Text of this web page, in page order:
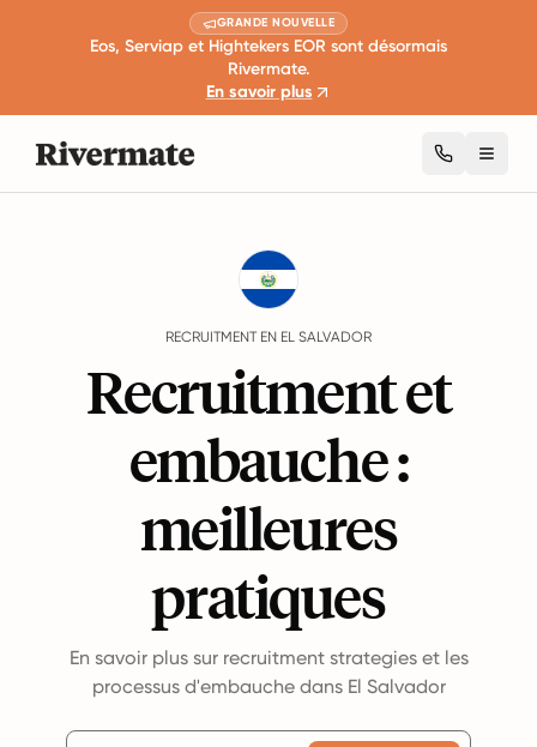
GRANDE NOUVELLE
Eos, Serviap et Hightekers EOR sont désormais
Rivermate.
En savoir plus
RECRUITMENT EN EL SALVADOR
Recruitment et
embauche :
meilleures
pratiques
En savoir plus sur recruitment strategies et les
processus d'embauche dans El Salvador